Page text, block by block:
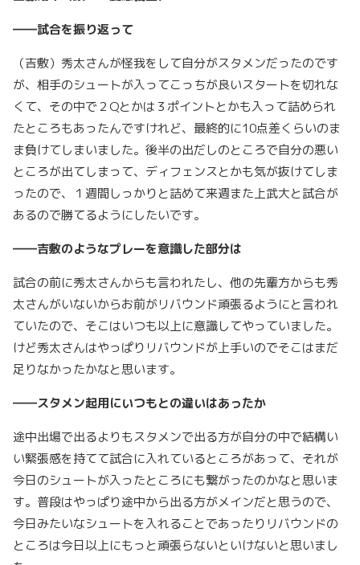
――試合を振り返って
（吉敷）秀太さんが怪我をして自分がスタメンだったのです
が、相手のシュートが入ってこっちが良いスタートを切れな
くて、その中で２Qとかは３ポイントとかも入って詰められ
たところもあったんですけれど、最終的に10点差くらいのま
ま負けてしまいました。後半の出だしのところで自分の悪い
ところが出てしまって、ディフェンスとかも気が抜けてしま
ったので、１週間しっかりと詰めて来週また上武大と試合が
あるので勝てるようにしたいです。
――吉敷のようなプレーを意識した部分は
試合の前に秀太さんからも言われたし、他の先輩方からも秀
太さんがいないからお前がリバウンド頑張るようにと言われ
ていたので、そこはいつも以上に意識してやっていました。
けど秀太さんはやっぱりリバウンドが上手いのでそこはまだ
足りなかったかなと思います。
――スタメン起用にいつもとの違いはあったか
途中出場で出るよりもスタメンで出る方が自分の中で結構い
い緊張感を持てて試合に入れているところがあって、それが
今日のシュートが入ったところにも繋がったのかなと思いま
す。普段はやっぱり途中から出る方がメインだと思うので、
今日みたいなシュートを入れることであったりリバウンドの
ところは今日以上にもっと頑張らないといけないと思いまし